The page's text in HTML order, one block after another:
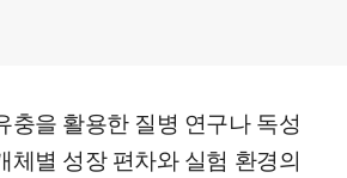
충을 활용한 질병 연구나 독성
체별 성장 편차와 실험 환경의